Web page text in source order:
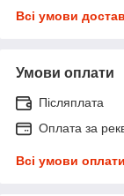
Всі умови
Умови оплати
Післяплата
Оплата за
Всі умови оплати